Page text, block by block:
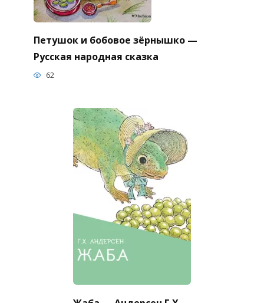
Петушок и бобовое зёрнышко —
Русская народная сказка
62